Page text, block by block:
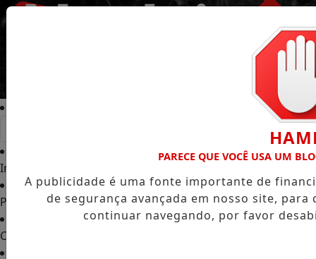
Início
Podcasts/
Classificados
PARECE QUE VOCÊ USA UM
A publicidade é uma fonte importante de
de segurança avançada em nosso site,
continuar navegando, por favor